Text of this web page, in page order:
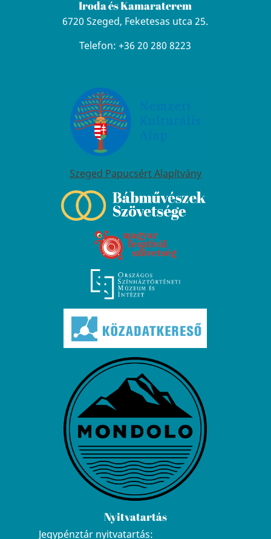
Iroda és Kamaraterem
6720 Szeged, Feketesas utca 25.
Telefon: +36 20 280 8223
Szeged Papucsért Alapítvány
Nyitvatartás
Jegypénztár nyitvatartás: